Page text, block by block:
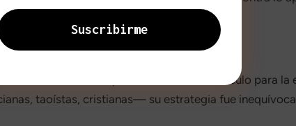
amplio popular
consideró la fe del pueblo como un obstáculo para la
taoístas, cristianas— su estrategia fue